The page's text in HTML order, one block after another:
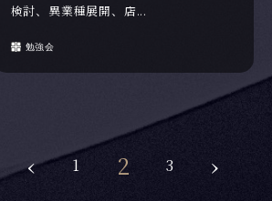
検討、異業種展開、店...
勉強会
‹ 1 2 3 ›